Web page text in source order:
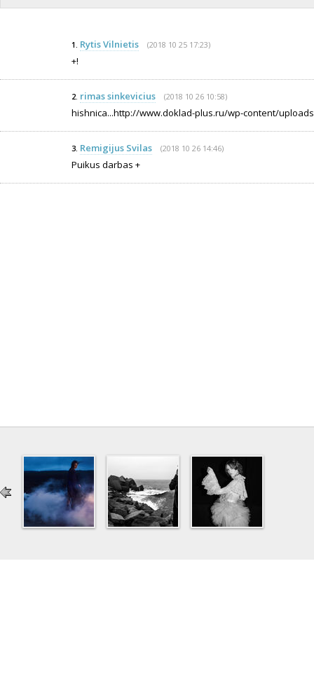
1. Rytis Vilnietis (2018 10 25 17:23)
+!
2. rimas sinkevicius (2018 10 26 10:58)
hishnica...http://www.doklad-plus.ru/wp-content/
3. Remigijus Svilas (2018 10 26 14:46)
Puikus darbas +